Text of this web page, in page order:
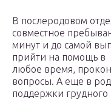
В послеродовом
совместное
минут и до самой
прийти на помощь в
любое время,
вопросы. А еще в
поддержки